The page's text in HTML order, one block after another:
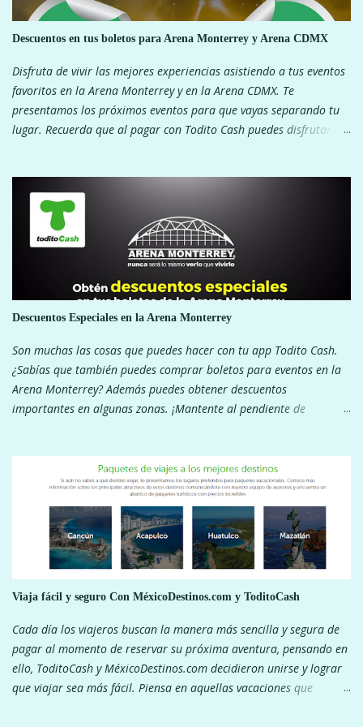
Descuentos en tus boletos para Arena Monterrey y Arena CDMX
Disfruta de vivir las mejores experiencias asistiendo a tus eventos
favoritos en la Arena Monterrey y en la Arena CDMX. Te
presentamos los próximos eventos para que vayas separando tu
lugar. Recuerda que al pagar con Todito Cash puedes disfrutar de
Descuentos Especiales en la Arena Monterrey
Son muchas las cosas que puedes hacer con tu app Todito Cash.
¿Sabías que también puedes comprar boletos para eventos en la
Arena Monterrey? Además puedes obtener descuentos
importantes en algunas zonas. ¡Mantente al pendiente de
Viaja fácil y seguro Con MéxicoDestinos.com y ToditoCash
Cada día los viajeros buscan la manera más sencilla y segura de
pagar al momento de reservar su próxima aventura, pensando en
ello, ToditoCash y MéxicoDestinos.com decidieron unirse y lograr
que viajar sea más fácil. Piensa en aquellas vacaciones que